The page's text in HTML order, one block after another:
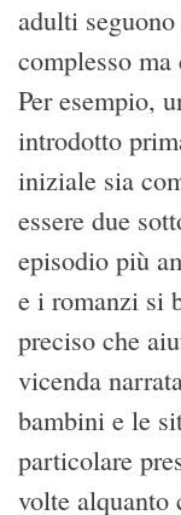
adulti
complesso
Per esempio,
introdotto
iniziale sia
essere due
episodio più
e i romanzi si
preciso che
vicenda
bambini e le
particolare
volte alquanto